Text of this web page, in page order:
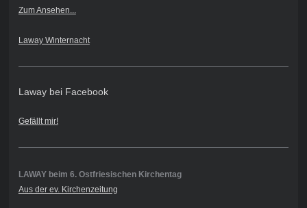
Zum Ansehen...
Laway Winternacht
Laway bei Facebook
Gefällt mir!
LAWAY beim 6. Ostfriesischen Kirchentag
Aus der ev. Kirchenzeitung